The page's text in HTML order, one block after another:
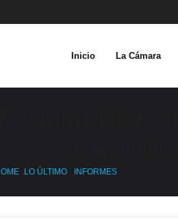
Inicio La Cámara
LO ÚLTIMO• INFORMES